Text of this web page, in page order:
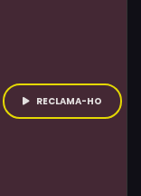
RECLAMA-HO